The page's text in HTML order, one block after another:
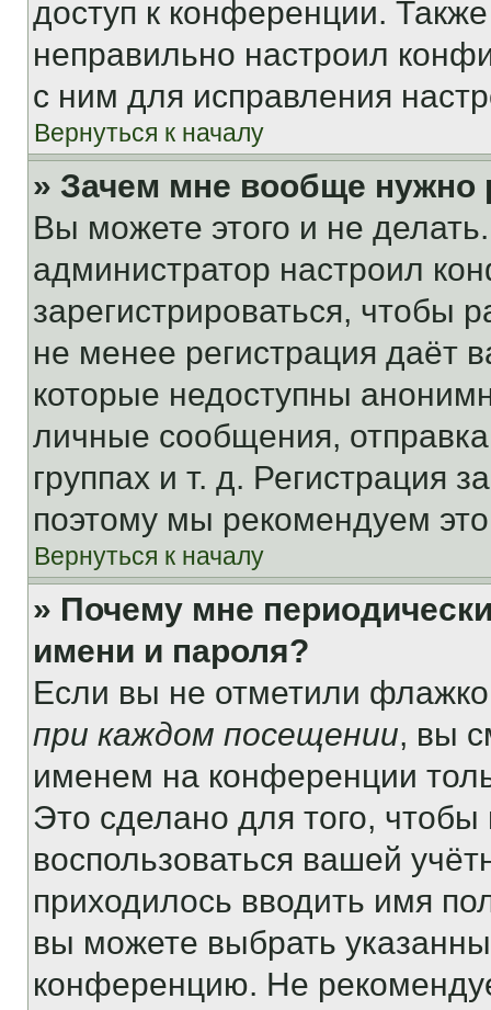
доступ к конференции.
неправильно настроил
с ним для исправления
Вернуться к началу
» Зачем мне вообще нужно
Вы можете этого и не
администратор настроил
зарегистрироваться, чтобы
не менее регистрация даёт
которые недоступны
личные сообщения,
группах и т. д. Регистрация
поэтому мы рекомендуем
Вернуться к началу
» Почему мне
имени и пароля?
Если вы не отметили
при каждом посещении, вы
именем на конференции
Это сделано для того, чтобы
воспользоваться вашей
приходилось вводить имя
вы можете выбрать
конференцию. Не